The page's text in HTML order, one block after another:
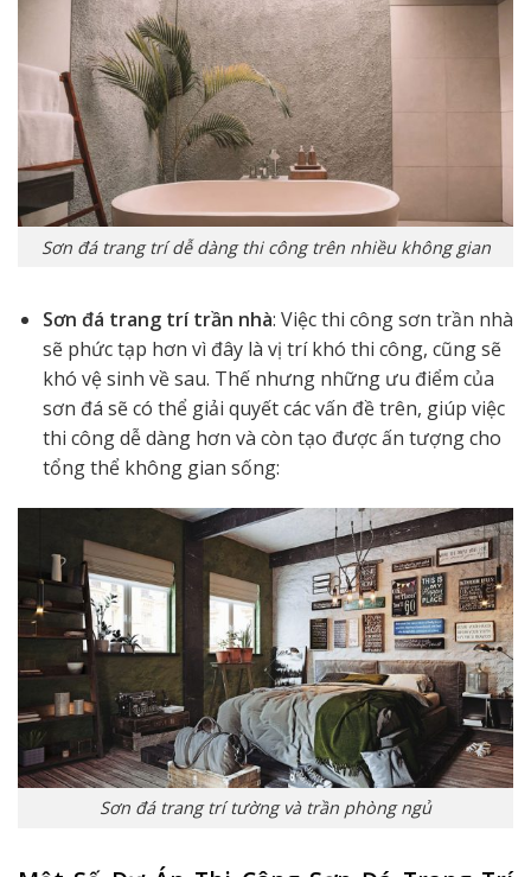
Sơn đá trang trí dễ dàng thi công trên nhiều không gian
Sơn đá trang trí trần nhà: Việc thi công sơn trần nhà
sẽ phức tạp hơn vì đây là vị trí khó thi công, cũng sẽ
khó vệ sinh về sau. Thế nhưng những ưu điểm của
sơn đá sẽ có thể giải quyết các vấn đề trên, giúp việc
thi công dễ dàng hơn và còn tạo được ấn tượng cho
tổng thể không gian sống:
Sơn đá trang trí tường và trần phòng ngủ